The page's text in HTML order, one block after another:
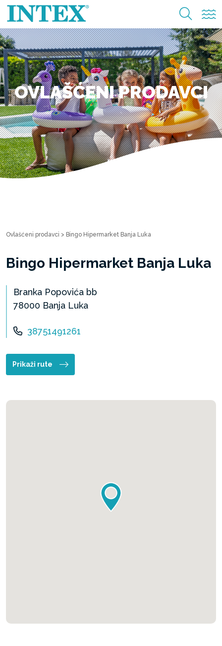
OVLAŠĆENI PRODAVCI
Ovlašćeni prodavci > Bingo Hipermarket Banja Luka
Bingo Hipermarket Banja Luka
Branka Popovića bb
78000 Banja Luka
38751491261
Prikaži rute